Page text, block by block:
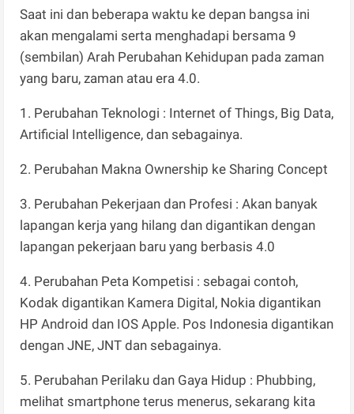
Saat ini dan beberapa waktu ke depan bangsa ini
akan mengalami serta menghadapi bersama 9
(sembilan) Arah Perubahan Kehidupan pada zaman
yang baru, zaman atau era 4.0.
1. Perubahan Teknologi : Internet of Things, Big Data,
Artificial Intelligence, dan sebagainya.
2. Perubahan Makna Ownership ke Sharing Concept
3. Perubahan Pekerjaan dan Profesi : Akan banyak
lapangan kerja yang hilang dan digantikan dengan
lapangan pekerjaan baru yang berbasis 4.0
4. Perubahan Peta Kompetisi : sebagai contoh,
Kodak digantikan Kamera Digital, Nokia digantikan
HP Android dan IOS Apple. Pos Indonesia digantikan
dengan JNE, JNT dan sebagainya.
5. Perubahan Perilaku dan Gaya Hidup : Phubbing,
melihat smartphone terus menerus, sekarang kita